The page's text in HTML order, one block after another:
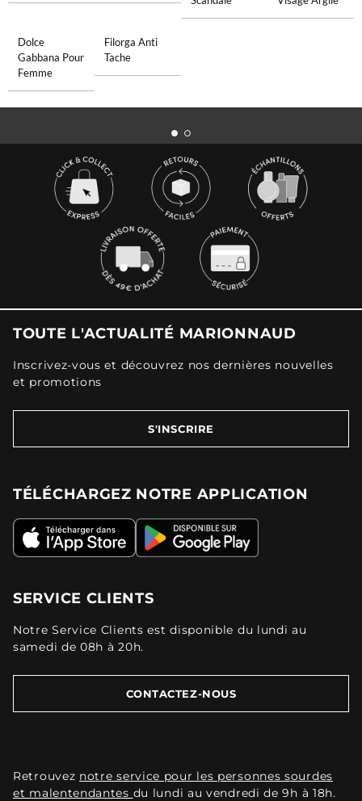
Dolce
Gabbana Pour
Femme
Filorga Anti
Tache
TOUTE L'ACTUALITÉ MARIONNAUD
Inscrivez-vous et découvrez nos dernières nouvelles
et promotions
S'INSCRIRE
TÉLÉCHARGEZ NOTRE APPLICATION
SERVICE CLIENTS
Notre Service Clients est disponible du lundi au
samedi de 08h à 20h.
CONTACTEZ-NOUS
Retrouvez notre service pour les personnes sourdes
et malentendantes du lundi au vendredi de 9h à 18h.